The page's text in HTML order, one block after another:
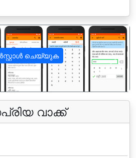
ചെയ്യുക
अगला
വാക്ക്